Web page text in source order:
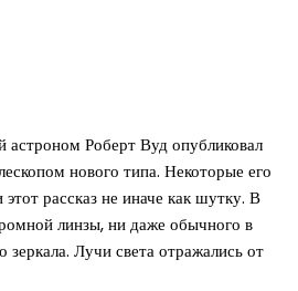
астроном Роберт Вуд опубликовал
нового типа. Некоторые его
рассказ не иначе как шутку. В
линзы, ни даже обычного в
зеркала. Лучи света отражались от